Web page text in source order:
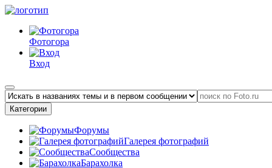
Фотогора
Вход
Категории
Форумы
Галерея фотографий
Сообщества
Барахолка